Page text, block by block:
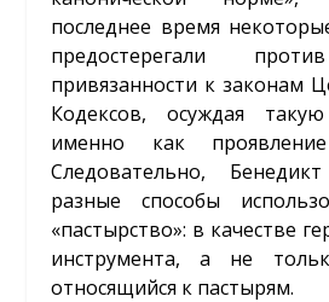
последнее время
предостерегали
привязанности к законам
Кодексов, осуждая
именно как проявление
Следовательно,
разные способы
«пастырство»: в качестве
инструмента, а не
относящийся к пастырям.